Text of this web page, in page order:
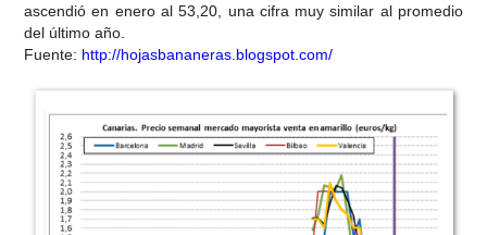
ascendió en enero al 53,20, una cifra muy similar al promedio
del último año.
Fuente: http://hojasbananeras.blogspot.com/